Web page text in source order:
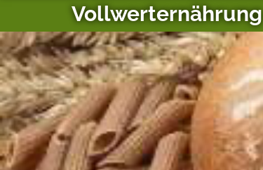
Vollwerternährung